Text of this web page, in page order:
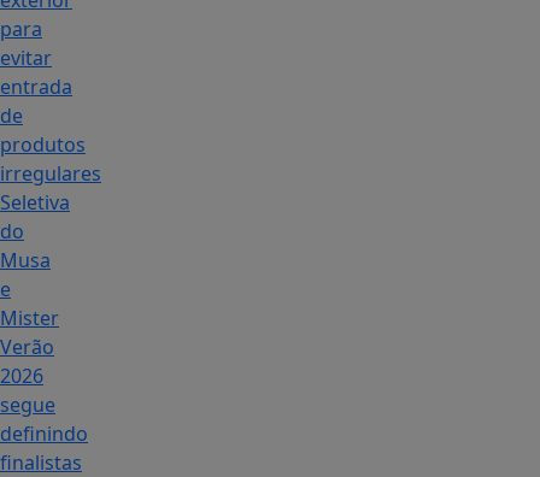
para
evitar
entrada
de
produtos
irregulares
Seletiva
do
Musa
e
Mister
Verão
2026
segue
definindo
finalistas